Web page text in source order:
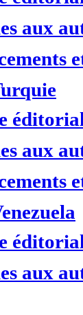
aux
aux
aux